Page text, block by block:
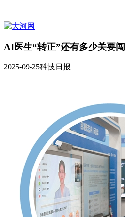
AI医生“转正”还有多少关要闯
2025-09-25科技日报